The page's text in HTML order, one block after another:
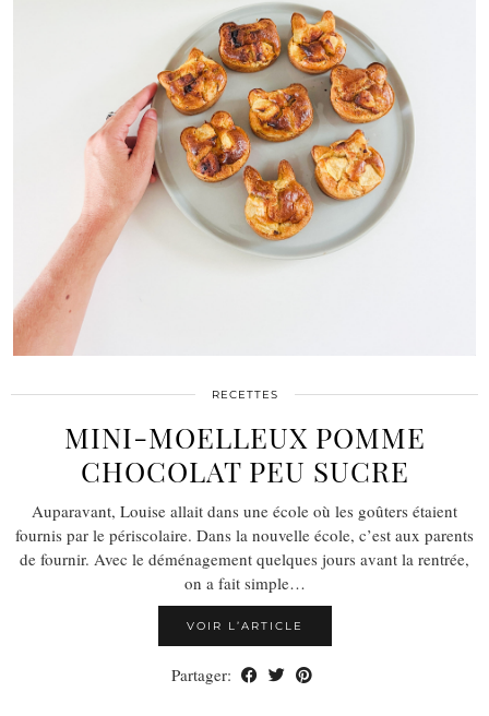
RECETTES
MINI-MOELLEUX POMME
CHOCOLAT PEU SUCRE
Auparavant, Louise allait dans une école où les goûters étaient
fournis par le périscolaire. Dans la nouvelle école, c’est aux parents
de fournir. Avec le déménagement quelques jours avant la rentrée,
on a fait simple…
VOIR L’ARTICLE
Partager: